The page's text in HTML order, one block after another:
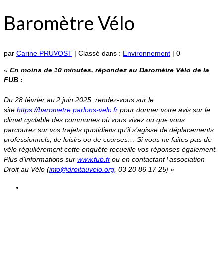
Baromètre Vélo
par Carine PRUVOST | Classé dans : Environnement | 0
« En moins de 10 minutes, répondez au Baromètre Vélo de la
FUB :
Du 28 février au 2 juin 2025, rendez-vous sur le
site https://barometre.parlons-velo.fr pour donner votre avis sur le
climat cyclable des communes où vous vivez ou que vous
parcourez sur vos trajets quotidiens qu’il s’agisse de déplacements
professionnels, de loisirs ou de courses… Si vous ne faites pas de
vélo régulièrement cette enquête recueille vos réponses également.
Plus d’informations sur www.fub.fr ou en contactant l’association
Droit au Vélo (info@droitauvelo.org , 03 20 86 17 25) »